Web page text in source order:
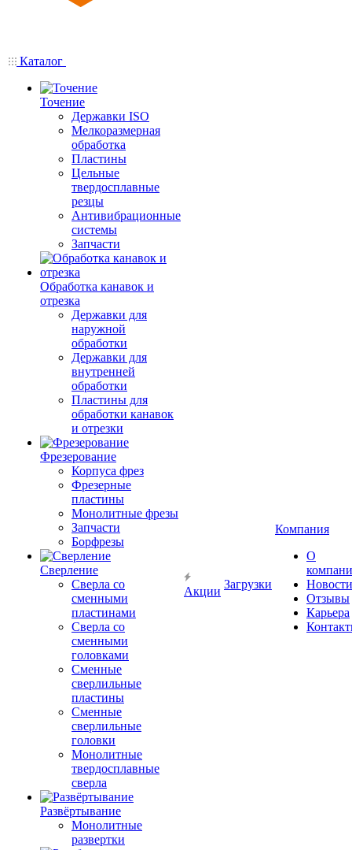
Каталог
Точение
Державки ISO
Мелкоразмерная
обработка
Пластины
Цельные
твердосплавные
резцы
Антивибрационные
системы
Запчасти
Обработка канавок и
отрезка
Державки для
наружной
обработки
Державки для
внутренней
обработки
Пластины для
обработки канавок
и отрезки
Фрезерование
Корпуса фрез
Фрезерные
пластины
Монолитные фрезы
Запчасти
Борфрезы
Сверление
Сверла со
сменными
пластинами
Сверла со
сменными
головками
Сменные
сверлильные
пластины
Сменные
сверлильные
головки
Монолитные
твердосплавные
сверла
Развёртывание
Монолитные
развертки
Акции
Загрузки
Компания
О
Новости
Отзывы
Карьера